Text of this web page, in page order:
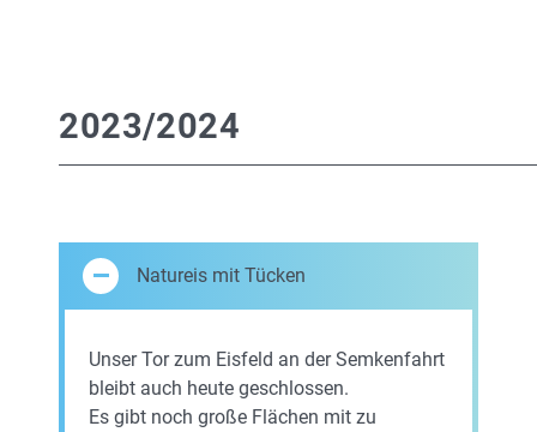
2023/2024
Natureis mit Tücken
Unser Tor zum Eisfeld an der Semkenfahrt
bleibt auch heute geschlossen.
Es gibt noch große Flächen mit zu